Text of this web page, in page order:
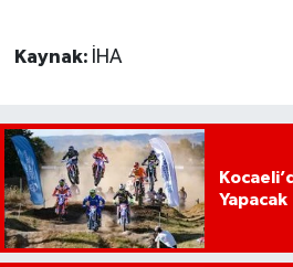
Kaynak: İHA
Yapacak